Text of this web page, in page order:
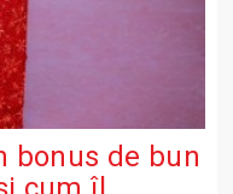
bonus de bun